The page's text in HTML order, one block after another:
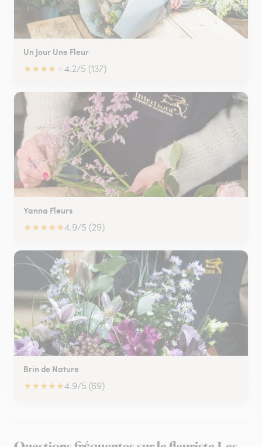
Un Jour Une Fleur
★★★★ 4.2/5 (137)
Yanna Fleurs
★★★★★4.9/5 (29)
Brin de Nature
★★★★★4.9/5 (69)